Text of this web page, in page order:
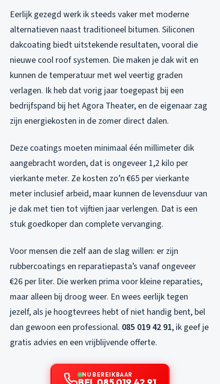
Eerlijk gezegd werk ik steeds vaker met moderne
alternatieven naast traditioneel bitumen. Siliconen
dakcoating biedt uitstekende resultaten, vooral die
nieuwe cool roof systemen. Die maken je dak wit en
kunnen de temperatuur met wel veertig graden
verlagen. Ik heb dat vorig jaar toegepast bij een
bedrijfspand bij het Agora Theater, en de eigenaar zag
zijn energiekosten in de zomer direct dalen.
Deze coatings moeten minimaal één millimeter dik
aangebracht worden, dat is ongeveer 1,2 kilo per
vierkante meter. Ze kosten zo’n €65 per vierkante
meter inclusief arbeid, maar kunnen de levensduur van
je dak met tien tot vijftien jaar verlengen. Dat is een
stuk goedkoper dan complete vervanging.
Voor mensen die zelf aan de slag willen: er zijn
rubbercoatings en reparatiepasta’s vanaf ongeveer
€26 per liter. Die werken prima voor kleine reparaties,
maar alleen bij droog weer. En wees eerlijk tegen
jezelf, als je hoogtevrees hebt of niet handig bent, bel
dan gewoon een professional. 085 019 42 91, ik geef je
gratis advies en een vrijblijvende offerte.
NU BEREIKBAAR